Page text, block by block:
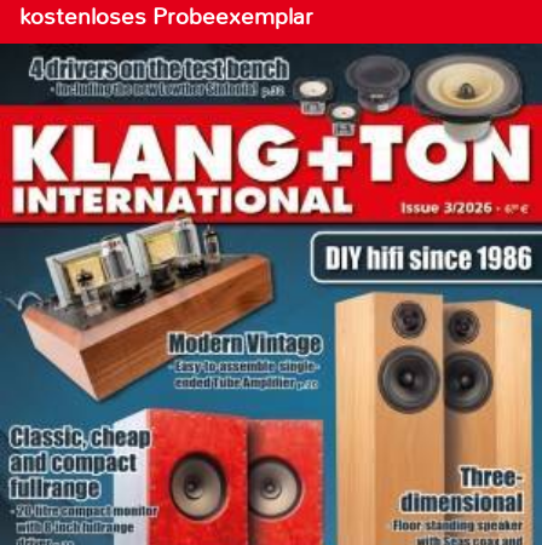
kostenloses Probeexemplar